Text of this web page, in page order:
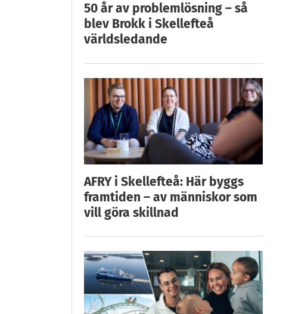
50 år av problemlösning – så
blev Brokk i Skellefteå
världsledande
AFRY i Skellefteå: Här byggs
framtiden – av människor som
vill göra skillnad